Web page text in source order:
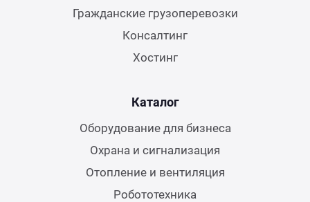
Гражданские грузоперевозки
Консалтинг
Хостинг
Каталог
Оборудование для бизнеса
Охрана и сигнализация
Отопление и вентиляция
Робототехника